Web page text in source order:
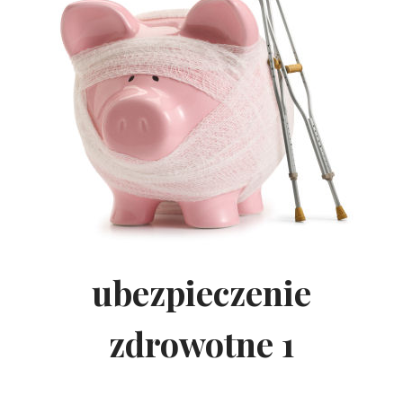
ubezpieczenie
zdrowotne 1